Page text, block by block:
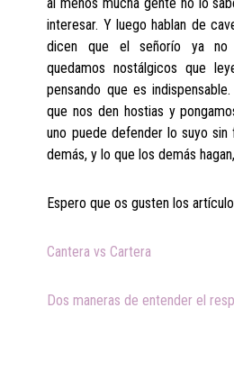
al menos mucha gente no lo
interesar. Y luego hablan de
dicen que el señorío ya
quedamos nostálgicos que
pensando que es
que nos den hostias y
uno puede defender lo suyo
demás, y lo que los demás
Espero que os gusten los
Cantera vs Cartera
Dos maneras de entender el